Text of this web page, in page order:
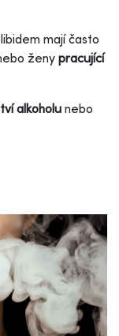
mají často
ženypracující
alkoholu nebo